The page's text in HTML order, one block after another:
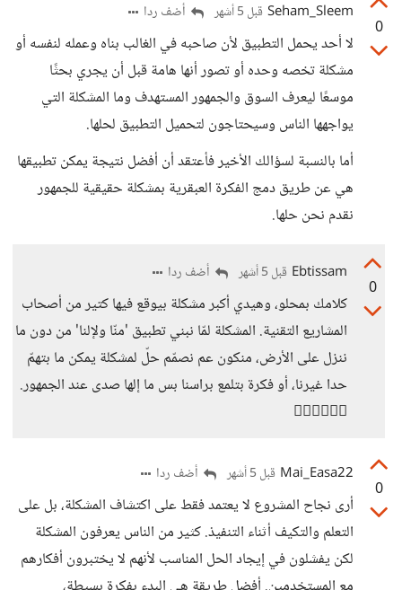
0
Seham_Sleem قبل 5 أشهر أضف ردا
لا أحد يحمل التطبيق لأن صاحبه في الغالب بناه وعمله لنفسه أو
مشكلة تخصه وحده أو تصور أنها هامة قبل أن يجري بحثًا
موسعًا ليعرف السوق والجمهور المستهدف وما المشكلة التي
يواجهها الناس وسيحتاجون لتحميل التطبيق لحلها.
أما بالنسبة لسؤالك الأخير فأعتقد أن أفضل نتيجة يمكن تطبيقها
هي عن طريق دمج الفكرة العبقرية بمشكلة حقيقية للجمهور
نقدم نحن حلها.
0
Ebtissam قبل 5 أشهر أضف ردا
كلامك بمحلو، وهيدي أكبر مشكلة بيوقع فيها كتير من أصحاب
المشاريع التقنية. المشكلة لمّا نبني تطبيق 'منّا ولإلنا' من دون ما
ننزل على الأرض، منكون عم نصمّم حلّ لمشكلة يمكن ما بتهمّ
حدا غيرنا، أو فكرة بتلمع براسنا بس ما إلها صدى عند الجمهور.
👍🏻👍🏻👍🏻
0
Mai_Easa22 قبل 5 أشهر أضف ردا
أرى نجاح المشروع لا يعتمد فقط على اكتشاف المشكلة، بل على
التعلم والتكيف أثناء التنفيذ. كثير من الناس يعرفون المشكلة
لكن يفشلون في إيجاد الحل المناسب لأنهم لا يختبرون أفكارهم